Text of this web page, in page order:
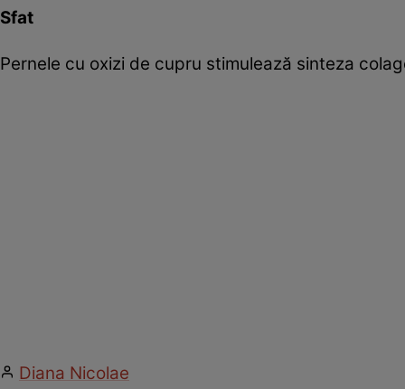
Sfat
Pernele cu oxizi de cupru stimulează sinteza
Diana Nicolae